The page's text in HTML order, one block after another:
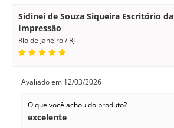
Sidinei de Souza Siqueira Escritório da
Impressão
Rio de Janeiro / RJ
Avaliado em 12/03/2026
O que você achou do produto?
excelente